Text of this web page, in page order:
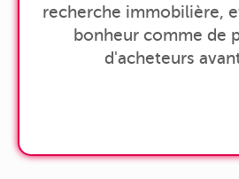
recherche immobilière,
bonheur comme de
d'acheteurs